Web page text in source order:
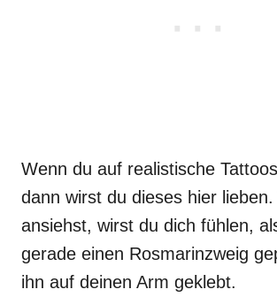
Wenn du auf realistische
dann wirst du dieses hier
ansiehst, wirst du dich fühlen,
gerade einen Rosmarinzweig
ihn auf deinen Arm geklebt.